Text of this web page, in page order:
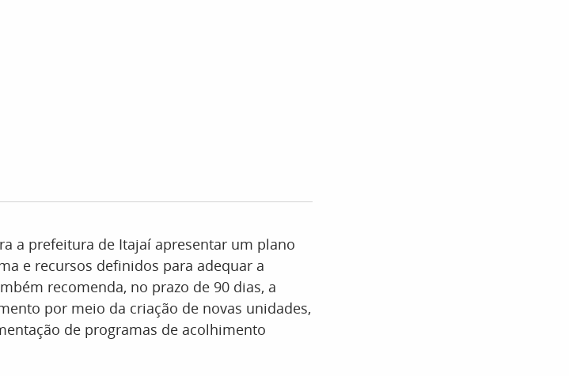
a prefeitura de Itajaí apresentar um plano
e recursos definidos para adequar a
recomenda, no prazo de 90 dias, a
por meio da criação de novas unidades,
de programas de acolhimento